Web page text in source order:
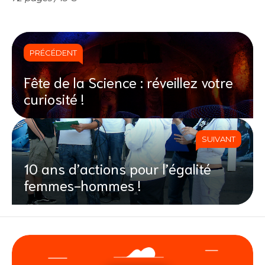
PRÉCÉDENT
Fête de la Science : réveillez votre
curiosité !
SUIVANT
10 ans d’actions pour l’égalité
femmes-hommes !